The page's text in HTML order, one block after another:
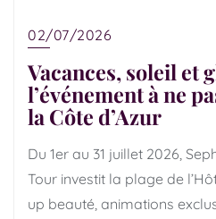
02/07/2026
Vacances, soleil et
l’événement à ne
la Côte d’Azur
Du 1er au 31 juillet 2026,
Tour investit la plage de
up beauté, animations